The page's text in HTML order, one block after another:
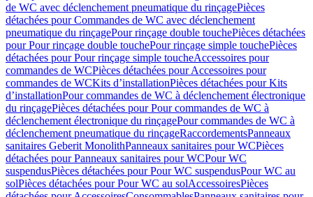
de WC avec déclenchement pneumatique du rinçagePièces
détachées pour Commandes de WC avec déclenchement
pneumatique du rinçagePour rinçage double touchePièces détachées
pour Pour rinçage double touchePour rinçage simple touchePièces
détachées pour Pour rinçage simple toucheAccessoires pour
commandes de WCPièces détachées pour Accessoires pour
commandes de WCKits d’installationPièces détachées pour Kits
d’installationPour commandes de WC à déclenchement électronique
du rinçagePièces détachées pour Pour commandes de WC à
déclenchement électronique du rinçagePour commandes de WC à
déclenchement pneumatique du rinçageRaccordementsPanneaux
sanitaires Geberit MonolithPanneaux sanitaires pour WCPièces
détachées pour Panneaux sanitaires pour WCPour WC
suspendusPièces détachées pour Pour WC suspendusPour WC au
solPièces détachées pour Pour WC au solAccessoiresPièces